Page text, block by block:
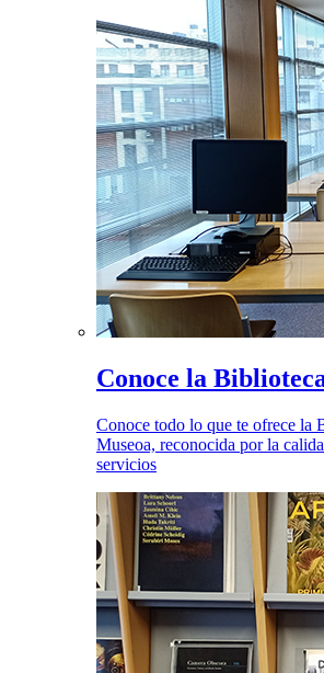
Conoce la
Conoce todo lo que te ofrece la
Museoa, reconocida por la
servicios